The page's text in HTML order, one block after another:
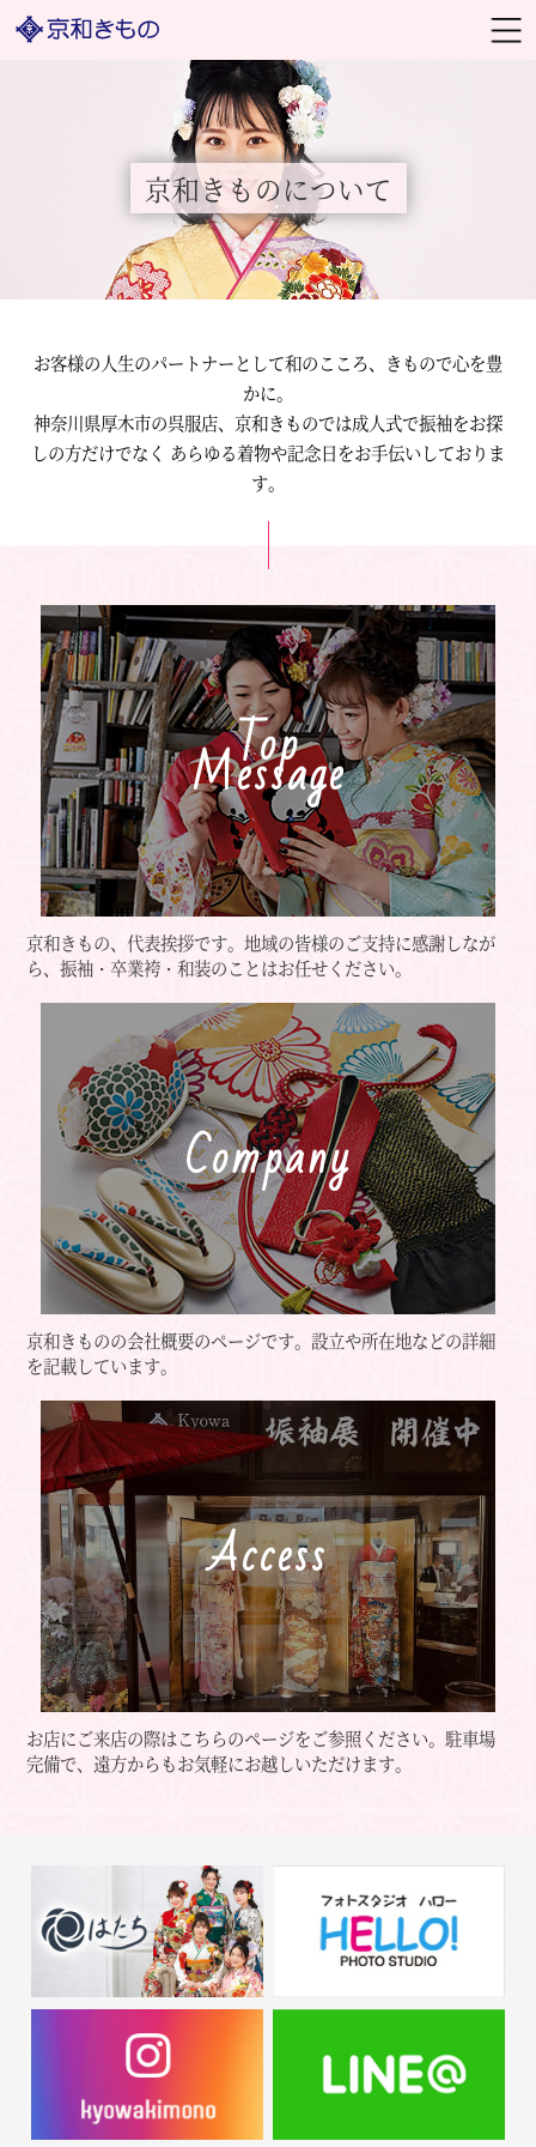
京和きものについて
お客様の人生のパートナーとして和のこころ、きもので心を豊
かに。
神奈川県厚木市の呉服店、京和きものでは成人式で振袖をお探
しの方だけでなく あらゆる着物や記念日をお手伝いしておりま
す。
Top
Message
京和きもの、代表挨拶です。地域の皆様のご支持に感謝しなが
ら、振袖・卒業袴・和装のことはお任せください。
Company
京和きものの会社概要のページです。設立や所在地などの詳細
を記載しています。
Access
お店にご来店の際はこちらのページをご参照ください。駐車場
完備で、遠方からもお気軽にお越しいただけます。